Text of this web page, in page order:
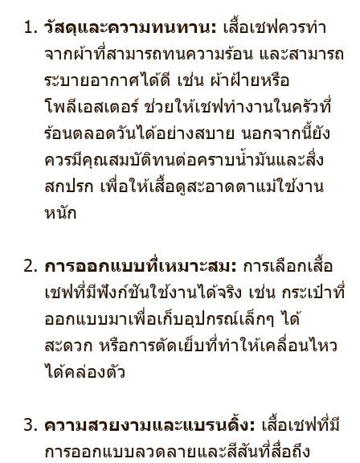
วัสดุและความทนทาน: เสื้อเชฟควรทำ
จากผ้าที่สามารถทนความร้อน และสามารถ
ระบายอากาศได้ดี เช่น ผ้าฝ้ายหรือ
โพลีเอสเตอร์ ช่วยให้เชฟทำงานในครัวที่
ร้อนตลอดวันได้อย่างสบาย นอกจากนี้ยัง
ควรมีคุณสมบัติทนต่อคราบน้ำมันและสิ่ง
สกปรก เพื่อให้เสื้อดูสะอาดตาแม้ใช้งาน
หนัก
การออกแบบที่เหมาะสม: การเลือกเสื้อ
เชฟที่มีฟังก์ชันใช้งานได้จริง เช่น กระเป๋าที่
ออกแบบมาเพื่อเก็บอุปกรณ์เล็กๆ ได้
สะดวก หรือการตัดเย็บที่ทำให้เคลื่อนไหว
ได้คล่องตัว
ความสวยงามและแบรนดิ้ง: เสื้อเชฟที่มี
การออกแบบลวดลายและสีสันที่สื่อถึง